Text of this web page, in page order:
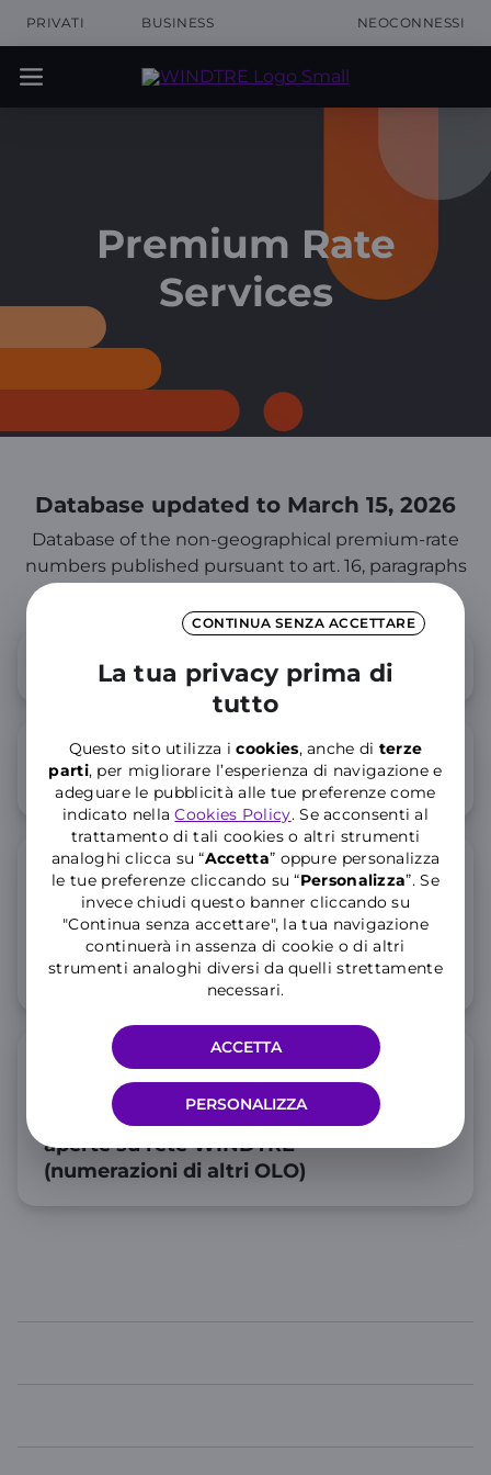
CONTINUA SENZA ACCETTARE
La tua privacy prima di
tutto
Questo sito utilizza icookies, anche di terze
parti, per migliorare l’esperienza di navigazione e
adeguare le pubblicità alle tue preferenze come
indicato nellaCookies Policy. Se acconsenti al
trattamento di tali cookies o altri strumenti
analoghi clicca su “Accetta” oppure personalizza
le tue preferenze cliccando su “Personalizza”. Se
invece chiudi questo banner cliccando su
"Continua senza accettare", la tua navigazione
continuerà in assenza di cookie o di altri
strumenti analoghi diversi da quelli strettamente
necessari.
PERSONALIZZA
ACCETTA
PRIVATI BUSINESS NEOCONNESSI
Premium Rate
Services
Database updated to March 15, 2026
Database of the non-geographical premium-rate
numbers published pursuant to art. 16, paragraphs
N° WINDTRE 891_892_895
Numerazioni a sovrapprezzo in
decade 4 di cui WINDTRE è titolare
Numerazioni a sovrapprezzo in
decade 4 accessibili dai clienti
WINDTRE e Very Mobile aperte su
rete WINDTRE (numerazioni di altri
OLO)
Numerazioni a sovrapprezzo 89111-
892-899-895-894 accessibili dai
clienti WINDTRE e Very Mobile
aperte su rete WINDTRE
(numerazioni di altri OLO)